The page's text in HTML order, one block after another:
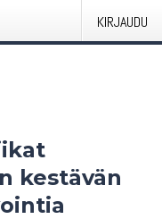
KIRJAUDU
kestävän